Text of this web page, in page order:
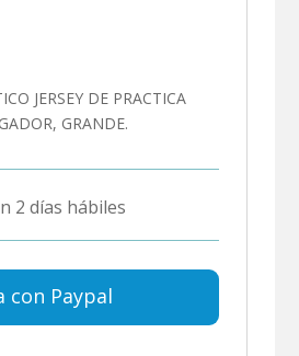
JERSEY DE PRACTICA
GRANDE.
2 días hábiles
con Paypal